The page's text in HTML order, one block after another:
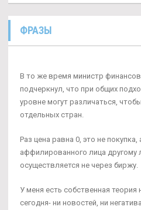
ФРАЗЫ
В то же время министр
подчеркнул, что при общих
уровне могут различаться,
отдельных стран.
Раз цена равна 0, это не
аффилированного лица другому
осуществляется не через биржу.
У меня есть собственная теория
сегодня- ни новостей, ни